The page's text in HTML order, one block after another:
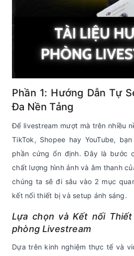
Phần 1: Hướng Dẫn Tự
Đa Nền Tảng
Để livestream mượt mà trên nhiều
TikTok, Shopee hay YouTube,
phần cứng ổn định. Đây là bước
chất lượng hình ảnh và âm thanh
chúng ta sẽ đi sâu vào 2 mục
kết nối thiết bị và setup ánh sáng.
Lựa chọn và Kết nối
phòng Livestream
Dựa trên kinh nghiệm thực tế và